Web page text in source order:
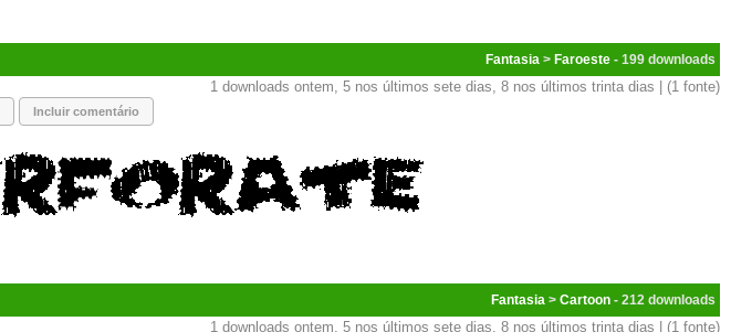
Fantasia > Faroeste - 199
1 downloads ontem, 5 nos últimos sete dias, 8 nos últimos trinta dias | (1 fonte)
Incluir comentário
Fantasia > Cartoon - 212
1 downloads ontem, 5 nos últimos sete dias, 8 nos últimos trinta dias | (1 fonte)